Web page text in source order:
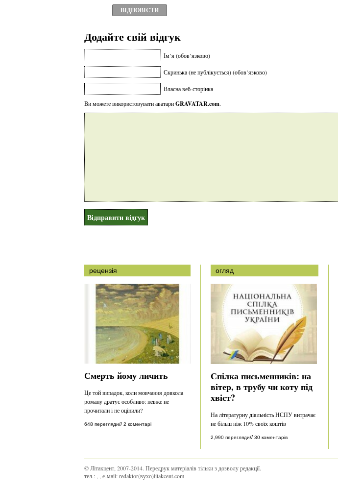
ВІДПОВІCТИ
Додайте свій відгук
Ім’я (обов’язково)
Скринька (не публікується) (обов’язково)
Власна веб-сторінка
Ви можете використовувати аватариGRAVATAR.com.
рецензія
Смерть йому личить
Це той випадок, коли мовчання довкола
роману дратує особливо: невже не
прочитали і не оцінили?
648 перегляди// 2 коментарі
огляд
Спілка письменників: на
вітер, в трубу чи коту під
хвіст?
На літературну діяльність НСПУ витрачає
не більш ніж 10% своїх коштів
2,990 перегляди// 30 коментарів
© Літакцент, 2007-2014. Передрук матеріалів тільки з дозволу редакції.
тел.:
, е-маіl:redaktor(вухо)litakcent.com